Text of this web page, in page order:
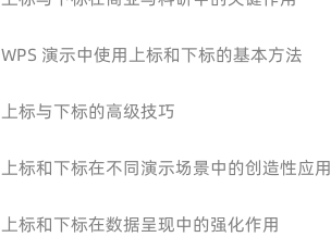
WPS 演示中使用上标和下标的基本方法
上标与下标的高级技巧
上标和下标在不同演示场景中的创造性应用
上标和下标在数据呈现中的强化作用